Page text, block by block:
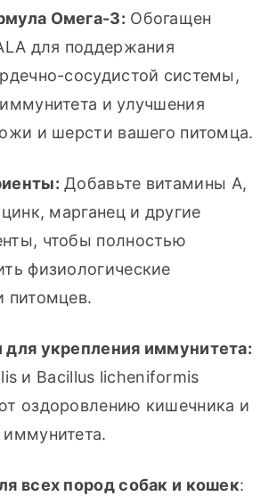
Омега-3: Обогащен
для поддержания
сосудистой системы,
и улучшения
и шерсти вашего питомца.
Добавьте витамины A,
марганец и другие
чтобы полностью
физиологические
питомцев.
для укрепления иммунитета:
и Bacillus licheniformis
оздоровлению кишечника и
всех пород собак и кошек: